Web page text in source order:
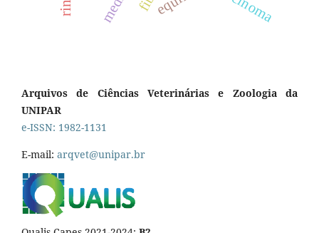
Arquivos de Ciências Veterinárias e Zoologia da
UNIPAR
e-ISSN: 1982-1131
E-mail: arqvet@unipar.br